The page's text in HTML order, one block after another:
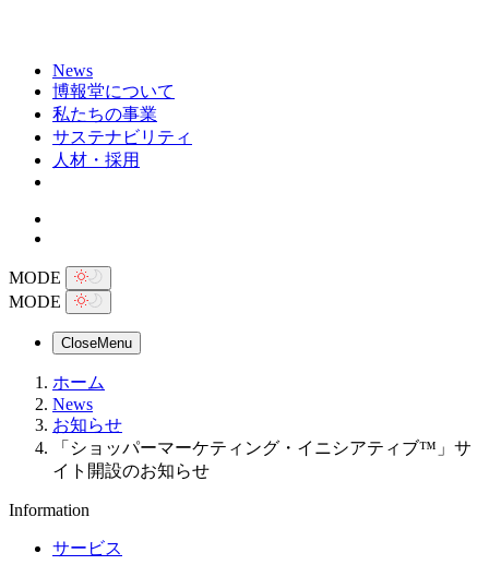
News
博報堂について
私たちの事業
サステナビリティ
人材・採用
MODE
MODE
CloseMenu
ホーム
News
お知らせ
「ショッパーマーケティング・イニシアティブ™」サ
イト開設のお知らせ
Information
サービス